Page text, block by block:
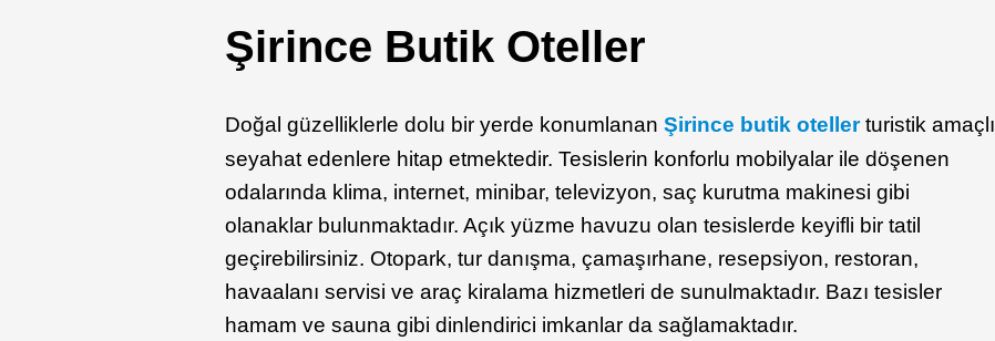
Şirince Butik Oteller
Doğal güzelliklerle dolu bir yerde konumlananŞirince butik otellerturistik amaçlı
seyahat edenlere hitap etmektedir. Tesislerin konforlu mobilyalar ile döşenen
odalarında klima, internet, minibar, televizyon, saç kurutma makinesi gibi
olanaklar bulunmaktadır. Açık yüzme havuzu olan tesislerde keyifli bir tatil
geçirebilirsiniz. Otopark, tur danışma, çamaşırhane, resepsiyon, restoran,
havaalanı servisi ve araç kiralama hizmetleri de sunulmaktadır. Bazı tesisler
hamam ve sauna gibi dinlendirici imkanlar da sağlamaktadır.